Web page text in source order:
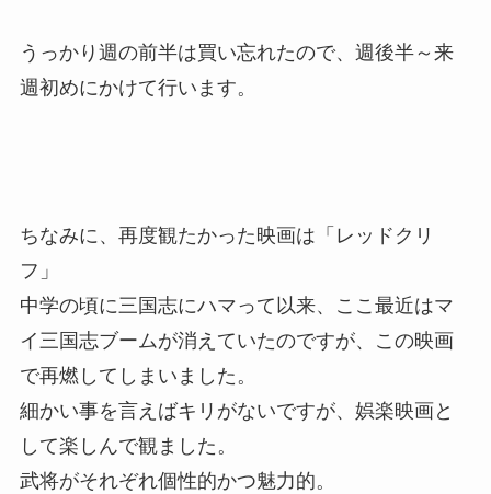
うっかり週の前半は買い忘れたので、週後半～来
週初めにかけて行います。
ちなみに、再度観たかった映画は「レッドクリ
フ」
中学の頃に三国志にハマって以来、ここ最近はマ
イ三国志ブームが消えていたのですが、この映画
で再燃してしまいました。
細かい事を言えばキリがないですが、娯楽映画と
して楽しんで観ました。
武将がそれぞれ個性的かつ魅力的。